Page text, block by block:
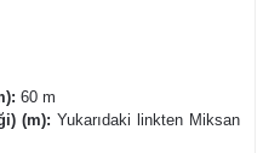
60 m
(m): Yukarıdaki linkten Miksan